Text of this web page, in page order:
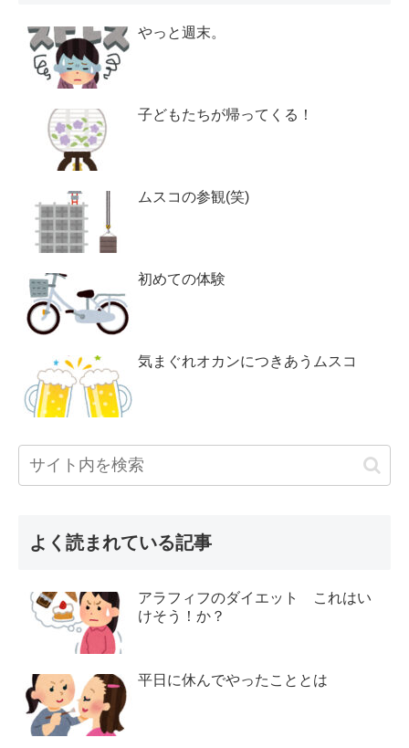
やっと週末。
子どもたちが帰ってくる！
ムスコの参観(笑)
初めての体験
気まぐれオカンにつきあうムスコ
よく読まれている記事
アラフィフのダイエット これはい
けそう！か？
平日に休んでやったこととは